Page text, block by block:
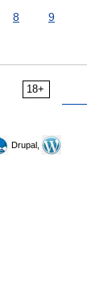
8
9
18+
Drupal,